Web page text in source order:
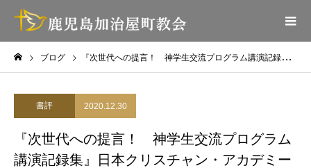
ブログ 『次世代への提言！ 神学生交流プログラム講演記録集』日本クリスチャン・アカデミー関東活動センター編
書評 2020.12.30
『次世代への提言！ 神学生交流プログラム
講演記録集』日本クリスチャン・アカデミー